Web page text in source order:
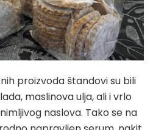
proizvoda štandovi su bili
maslinova ulja, ali i vrlo
naslova. Tako se na